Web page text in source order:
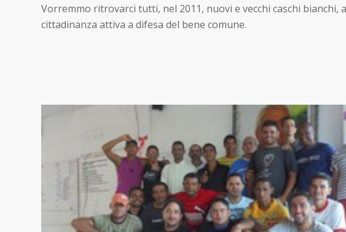
Vorremmo ritrovarci tutti, nel 2011, nuovi e vecchi caschi
cittadinanza attiva a difesa del bene comune.